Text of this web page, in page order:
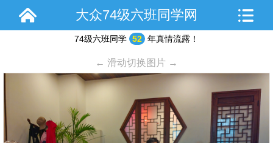
大众74级六班同学网
74级六班同学 52 年真情流露！
← 滑动切换图片 →